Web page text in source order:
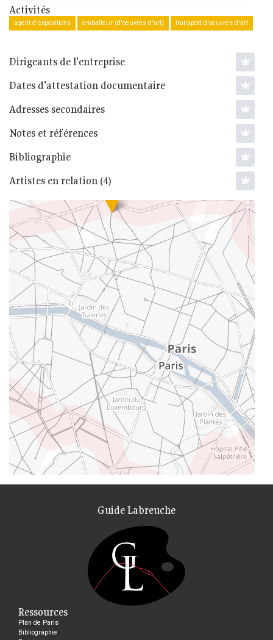
Activités
agent d'expositions emballeur (d'oeuvres d'art) transport d'oeuvres d'art
Dirigeants de l'entreprise
Dates d'attestation documentaire
Adresses secondaires
Notes et références
Bibliographie
Artistes en relation (4)
Guide Labreuche
Ressources
Plan de Paris
Bibliographie